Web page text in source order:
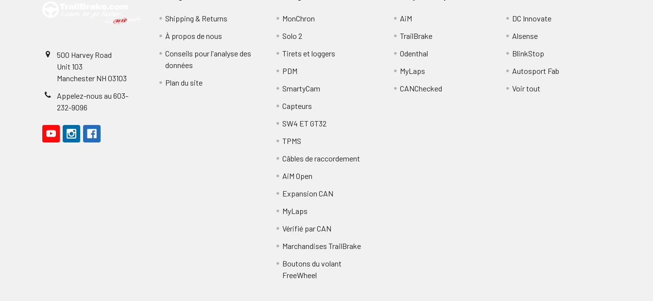
500 Harvey Road
Unit 103
Manchester NH 03103
Appelez-nous au 603-
232-9096
Shipping & Returns
À propos de nous
Conseils pour l'analyse des
données
Plan du site
MonChron
Solo 2
Tirets et loggers
PDM
SmartyCam
Capteurs
SW4 ET GT32
TPMS
Câbles de raccordement
AiM Open
Expansion CAN
MyLaps
Vérifié par CAN
Marchandises TrailBrake
Boutons du volant
FreeWheel
AiM
TrailBrake
Odenthal
MyLaps
CANChecked
DC Innovate
Alsense
BlinkStop
Autosport Fab
Voir tout